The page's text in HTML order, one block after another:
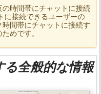
時間帯にチャットに接続
に接続できるユーザーの
間帯にチャットに接続す
めです。
る全般的な情報